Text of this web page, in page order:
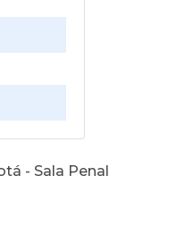
- Sala Penal